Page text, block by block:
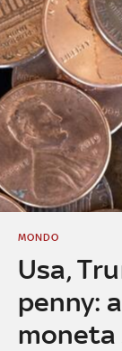
Usa,
penny:
MONDO